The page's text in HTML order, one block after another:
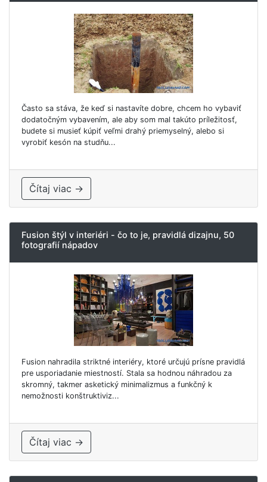
Často sa stáva, že keď si nastavíte dobre, chcem ho vybaviť
dodatočným vybavením, ale aby som mal takúto príležitosť,
budete si musieť kúpiť veľmi drahý priemyselný, alebo si
vyrobiť kesón na studňu...
Čítaj viac →
Fusion štýl v interiéri - čo to je, pravidlá dizajnu, 50
fotografií nápadov
Fusion nahradila striktné interiéry, ktoré určujú prísne pravidlá
pre usporiadanie miestností. Stala sa hodnou náhradou za
skromný, takmer asketický minimalizmus a funkčný k
nemožnosti konštruktiviz...
Čítaj viac →